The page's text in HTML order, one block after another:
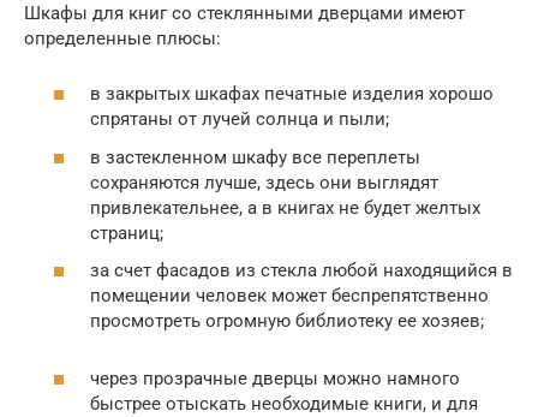
Шкафы для книг со стеклянными дверцами имеют
определенные плюсы:
в закрытых шкафах печатные изделия хорошо
спрятаны от лучей солнца и пыли;
в застекленном шкафу все переплеты
сохраняются лучше, здесь они выглядят
привлекательнее, а в книгах не будет желтых
страниц;
за счет фасадов из стекла любой находящийся в
помещении человек может беспрепятственно
просмотреть огромную библиотеку ее хозяев;
через прозрачные дверцы можно намного
быстрее отыскать необходимые книги, и для